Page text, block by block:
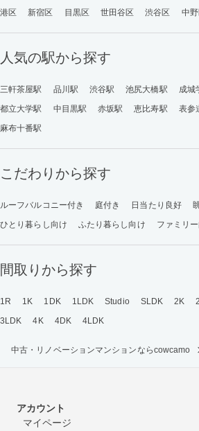
港区 新宿区 目黒区 世田谷区 渋谷区 中
人気の駅から探す
三軒茶屋駅 品川駅 渋谷駅 池尻大橋駅 成城
都立大学駅
中目黒駅 赤坂駅 恵比寿駅 表参
麻布十番駅
こだわりから探す
ルーフバルコニー付き 庭付き 日当たり良好
ひとり暮らし向け
ふたり暮らし向け ファミリ
間取りから探す
1R 1K 1DK 1LDK Studio SLDK 2K
3LDK
4K 4DK 4LDK
中古・リノベーションマンションならcowcamo
アカウント
マイページ